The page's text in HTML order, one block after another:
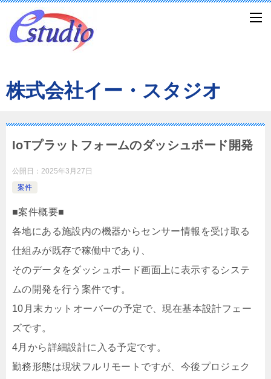
株式会社イー・スタジオ
IoTプラットフォームのダッシュボード開発
公開日： 2025年3月27日
案件
■案件概要■
各地にある施設内の機器からセンサー情報を受け取る
仕組みが既存で稼働中であり、
そのデータをダッシュボード画面上に表示するシステ
ムの開発を行う案件です。
10月末カットオーバーの予定で、現在基本設計フェー
ズです。
4月から詳細設計に入る予定です。
勤務形態は現状フルリモートですが、今後プロジェク